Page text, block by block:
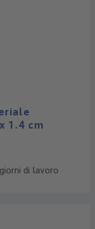
1.4 cm
di lavoro